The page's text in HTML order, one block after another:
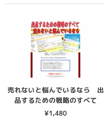
売れないと悩んでいるなら 出
品するための戦略のすべて
¥1,480